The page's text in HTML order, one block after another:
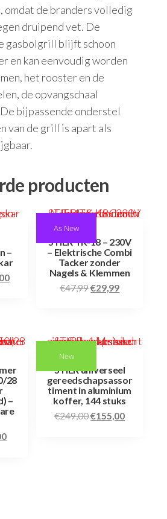
omdat de branders volledig
druipend vet. De
gasbolgrill blijft schoon
en kan eenvoudig worden
het rooster en de
de opvangschaal
bijpassende onderstel
van de grill is apart als
producten
–
As New
STIER TK-18 – 230V
– Elektrische Combi
Tacker zonder
Nagels & Klemmen
€47,99€29,99
28
–
New
STIER universeel
gereedschapsassor
timent in aluminium
koffer, 144 stuks
€249,00€155,00